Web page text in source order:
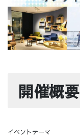
開催概要
イベントテーマ